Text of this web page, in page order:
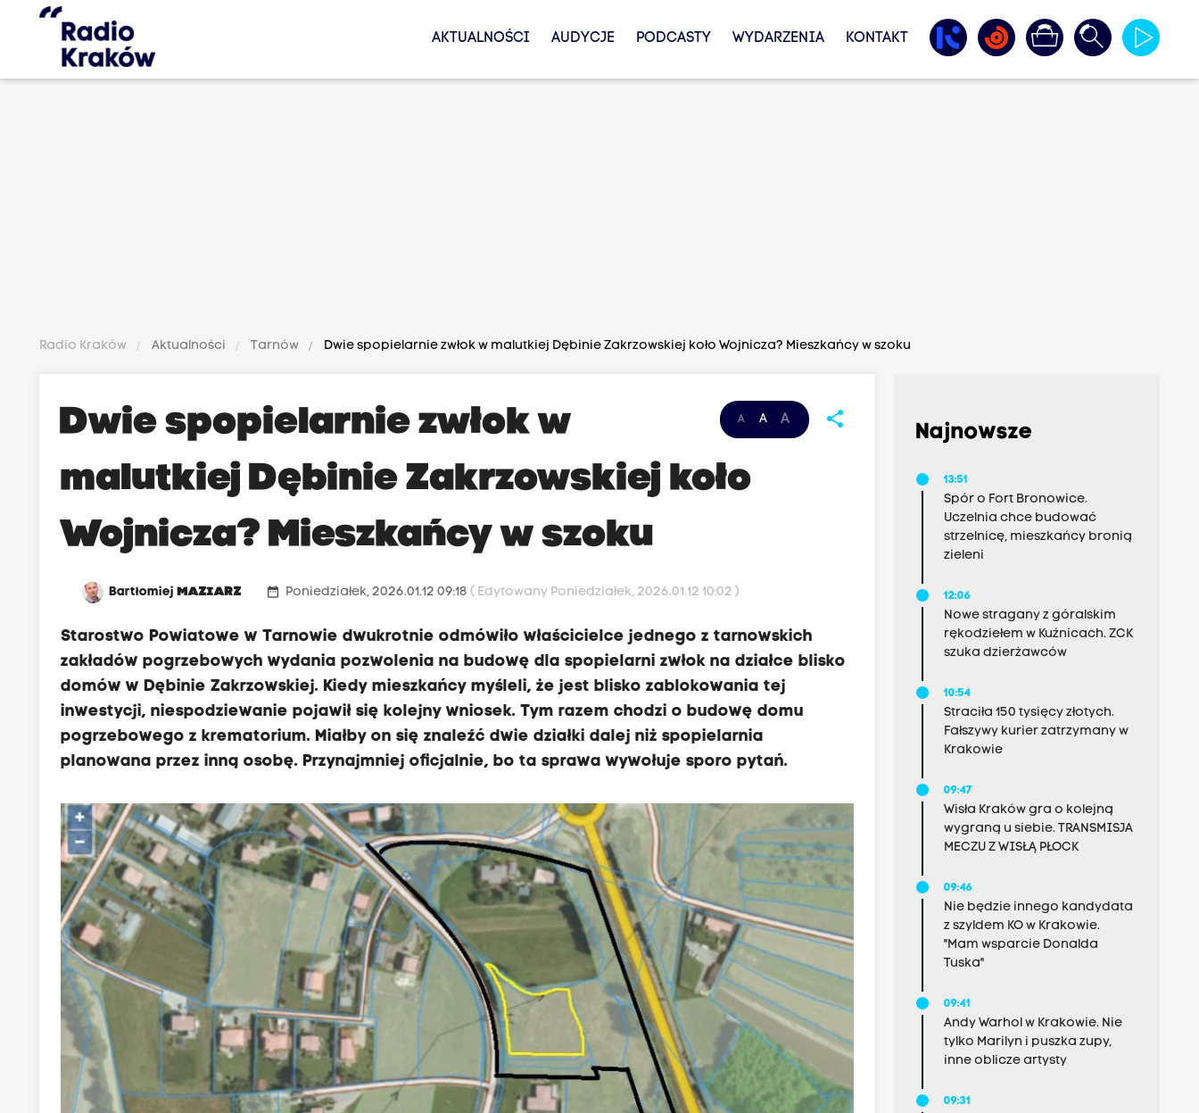
AKTUALNOŚCI AUDYCJE PODCASTY WYDARZENIA KONTAKT
Radio Kraków Aktualności Tarnów Dwie spopielarnie zwłok w malutkiej Dębinie Zakrzowskiej koło Wojnicza? Mieszkańcy w szoku
A A A share
Dwie spopielarnie zwłok w
malutkiej Dębinie Zakrzowskiej koło
Wojnicza? Mieszkańcy w szoku
BartłomiejMAZIARZ date_range Poniedziałek, 2026.01.12 09:18( Edytowany Poniedziałek, 2026.01.12 10:02 )
Starostwo Powiatowe w Tarnowie dwukrotnie odmówiło właścicielce jednego z tarnowskich
zakładów pogrzebowych wydania pozwolenia na budowę dla spopielarni zwłok na działce blisko
domów w Dębinie Zakrzowskiej. Kiedy mieszkańcy myśleli, że jest blisko zablokowania tej
inwestycji, niespodziewanie pojawił się kolejny wniosek. Tym razem chodzi o budowę domu
pogrzebowego z krematorium. Miałby on się znaleźć dwie działki dalej niż spopielarnia
planowana przez inną osobę. Przynajmniej oficjalnie, bo ta sprawa wywołuje sporo pytań.
Najnowsze
13:51
Spór o Fort Bronowice.
Uczelnia chce budować
strzelnicę, mieszkańcy bronią
zieleni
12:06
Nowe stragany z góralskim
rękodziełem w Kuźnicach. ZCK
szuka dzierżawców
10:54
Straciła 150 tysięcy złotych.
Fałszywy kurier zatrzymany w
Krakowie
09:47
Wisła Kraków gra o kolejną
wygraną u siebie. TRANSMISJA
MECZU Z WISŁĄ PŁOCK
09:46
Nie będzie innego kandydata
z szyldem KO w Krakowie.
"Mam wsparcie Donalda
Tuska"
09:41
Andy Warhol w Krakowie. Nie
tylko Marilyn i puszka zupy,
inne oblicze artysty
09:31